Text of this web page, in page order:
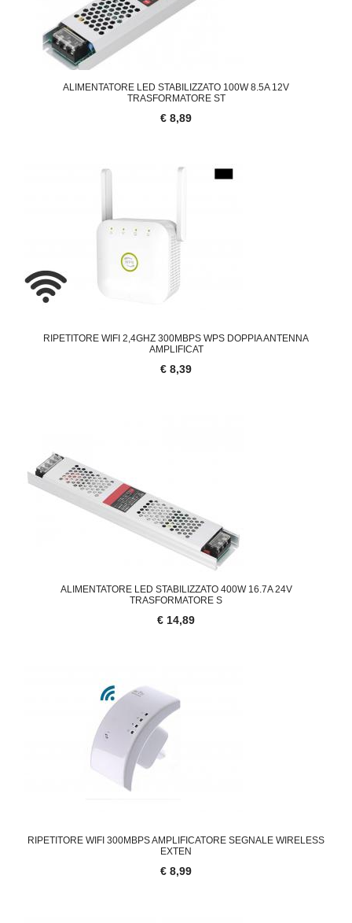
ALIMENTATORE LED STABILIZZATO 100W 8.5A 12V
TRASFORMATORE ST
€ 8,89
RIPETITORE WIFI 2,4GHZ 300MBPS WPS DOPPIA ANTENNA
AMPLIFICAT
€ 8,39
ALIMENTATORE LED STABILIZZATO 400W 16.7A 24V
TRASFORMATORE S
€ 14,89
RIPETITORE WIFI 300MBPS AMPLIFICATORE SEGNALE WIRELESS
EXTEN
€ 8,99